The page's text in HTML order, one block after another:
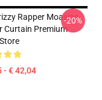
Rapper Moasiac
Curtain Premium
- € 42,04
-20%